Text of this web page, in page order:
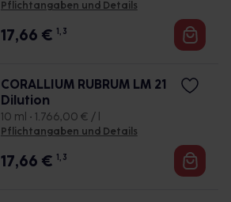
Pflichtangaben und Details
17,66 € 1, 3
CORALLIUM RUBRUM LM 21
Dilution
10 ml • 1.766,00 € / l
Pflichtangaben und Details
17,66 € 1, 3